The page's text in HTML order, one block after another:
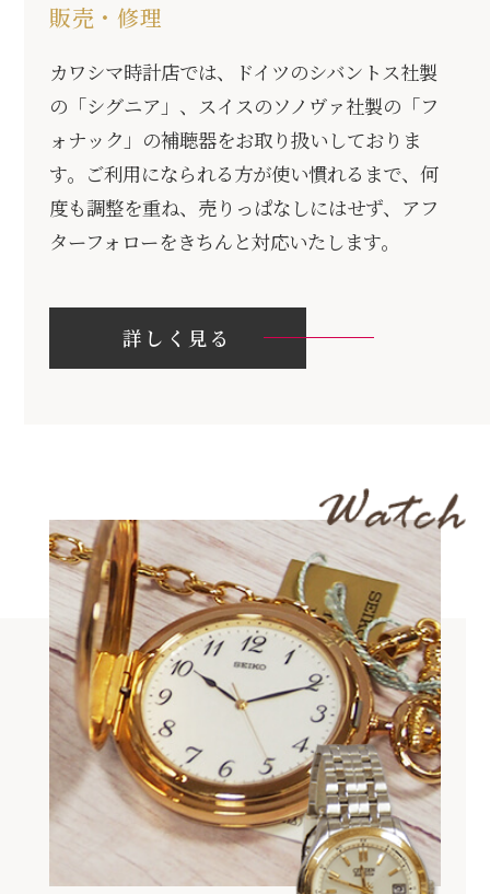
販売・修理
カワシマ時計店では、ドイツのシバントス社製
の「シグニア」、スイスのソノヴァ社製の「フ
ォナック」の補聴器をお取り扱いしておりま
す。ご利用になられる方が使い慣れるまで、何
度も調整を重ね、売りっぱなしにはせず、アフ
ターフォローをきちんと対応いたします。
詳しく見る